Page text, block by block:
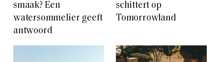
smaak? Een
watersommelier geeft
antwoord
schittert op
Tomorrowland